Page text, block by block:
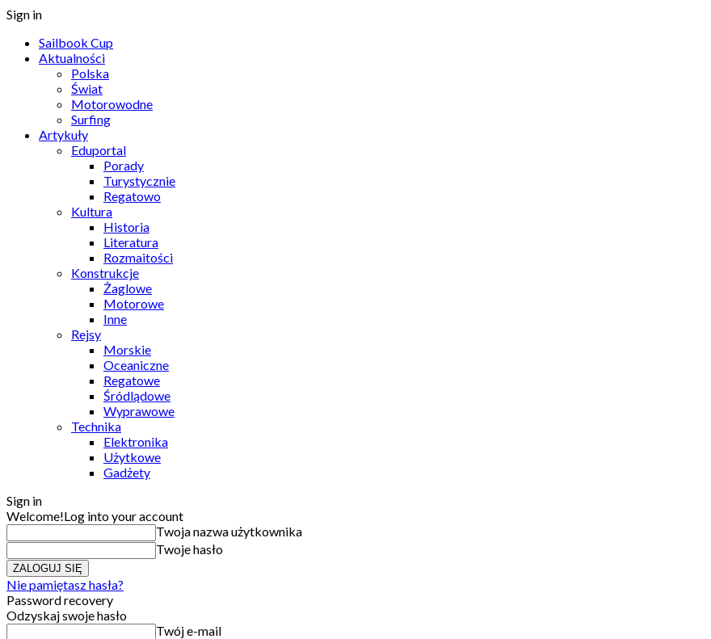
Sign in
Sailbook Cup
Aktualności
Polska
Świat
Motorowodne
Surfing
Artykuły
Eduportal
Porady
Turystycznie
Regatowo
Kultura
Historia
Literatura
Rozmaitości
Konstrukcje
Żaglowe
Motorowe
Inne
Rejsy
Morskie
Oceaniczne
Regatowe
Śródlądowe
Wyprawowe
Technika
Elektronika
Użytkowe
Gadżety
Sign in
Welcome!Log into your account
Twoja nazwa użytkownika
Twoje hasło
Nie pamiętasz hasła?
Password recovery
Odzyskaj swoje hasło
Twój e-mail